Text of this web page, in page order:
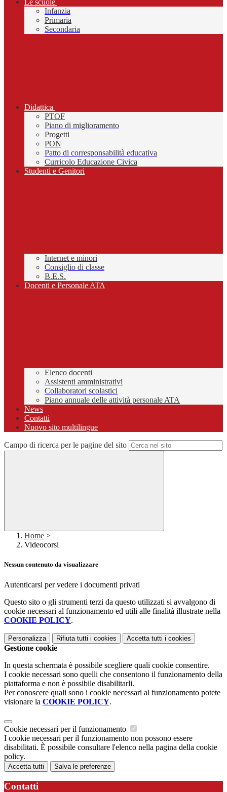
Le scuole
Infanzia
Primaria
Secondaria
Didattica
PTOF
Piano di miglioramento
Progetti
PON
Patto di corresponsabilità educativa
Curricolo Educazione Civica
Studenti e Genitori
Internet e minori
Consiglio di classe
B.E.S.
Docenti e Personale ATA
Elenco docenti
Assistenti amministrativi
Collaboratori scolastici
Piano annuale delle attività personale ATA
News
Contatti
Nuovo sito multilingue
Campo di ricerca per le pagine del sito
Home >
Videocorsi
Nessun contenuto da visualizzare
Autenticarsi per vedere i documenti privati
Questo sito o gli strumenti terzi da questo utilizzati si avvalgono di
cookie necessari al funzionamento ed utili alle finalità illustrate nella
COOKIE POLICY.
Personalizza Rifiuta tutti i cookies Accetta tutti i cookies
Gestione cookie
In questa schermata è possibile scegliere quali cookie consentire.
I cookie necessari sono quelli che consentono il funzionamento della
piattaforma e non è possibile disabilitarli.
Per conoscere quali sono i cookie necessari al funzionamento potete
visionare la COOKIE POLICY.
Cookie necessari per il funzionamento
I cookie necessari per il funzionamento non possono essere
disabilitati. È possibile consultare l'elenco nella pagina della cookie
policy.
Accetta tutti Salva le preferenze
Contatti